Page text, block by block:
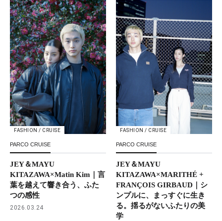
FASHION / CRUISE
PARCO CRUISE
JEY＆MAYU
KITAZAWA×Matin Kim｜言
葉を越えて響き合う、ふた
つの感性
2026.03.24
FASHION / CRUISE
PARCO CRUISE
JEY＆MAYU
KITAZAWA×MARITHÉ +
FRANÇOIS GIRBAUD｜シ
ンプルに、まっすぐに生き
る。揺るがないふたりの美
学